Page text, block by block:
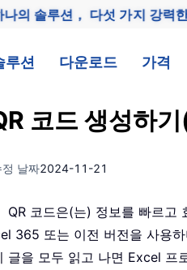
의 솔루션， 다섯 가지 강력
루션 다운로드 가격
코드 생성하
정 날짜2024-11-21
QR 코드은(는) 정보를 빠르
365 또는 이전 버전을 사용
글을 모두 읽고 나면 Excel 프